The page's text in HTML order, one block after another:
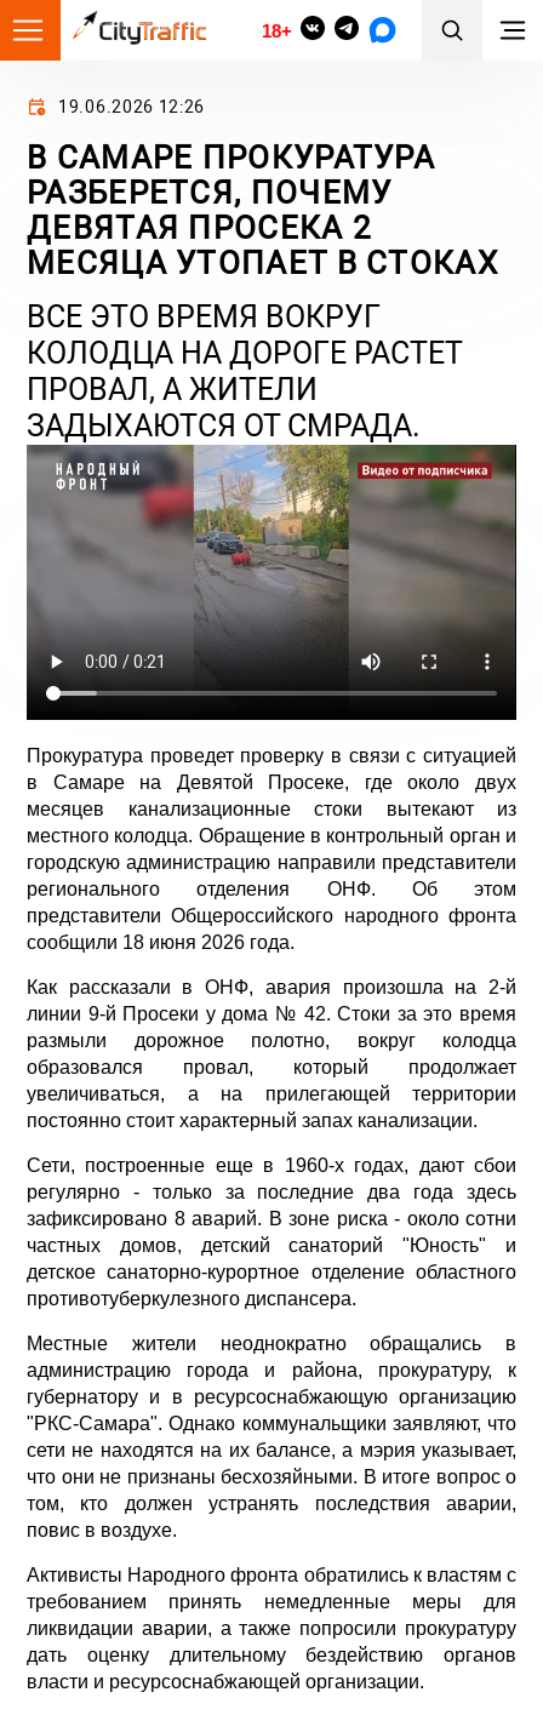
18+
19.06.2026 12:26
В САМАРЕ ПРОКУРАТУРА
РАЗБЕРЕТСЯ, ПОЧЕМУ
ДЕВЯТАЯ ПРОСЕКА 2
МЕСЯЦА УТОПАЕТ В СТОКАХ
ВСЕ ЭТО ВРЕМЯ ВОКРУГ
КОЛОДЦА НА ДОРОГЕ РАСТЕТ
ПРОВАЛ, А ЖИТЕЛИ
ЗАДЫХАЮТСЯ ОТ СМРАДА.
Прокуратура проведет проверку в связи с ситуацией
в Самаре на Девятой Просеке, где около двух
месяцев канализационные стоки вытекают из
местного колодца. Обращение в контрольный орган и
городскую администрацию направили представители
регионального отделения ОНФ. Об этом
представители Общероссийского народного фронта
сообщили 18 июня 2026 года.
Как рассказали в ОНФ, авария произошла на 2-й
линии 9-й Просеки у дома № 42. Стоки за это время
размыли дорожное полотно, вокруг колодца
образовался провал, который продолжает
увеличиваться, а на прилегающей территории
постоянно стоит характерный запах канализации.
Сети, построенные еще в 1960-х годах, дают сбои
регулярно - только за последние два года здесь
зафиксировано 8 аварий. В зоне риска - около сотни
частных домов, детский санаторий "Юность" и
детское санаторно-курортное отделение областного
противотуберкулезного диспансера.
Местные жители неоднократно обращались в
администрацию города и района, прокуратуру, к
губернатору и в ресурсоснабжающую организацию
"РКС-Самара". Однако коммунальщики заявляют, что
сети не находятся на их балансе, а мэрия указывает,
что они не признаны бесхозяйными. В итоге вопрос о
том, кто должен устранять последствия аварии,
повис в воздухе.
Активисты Народного фронта обратились к властям с
требованием принять немедленные меры для
ликвидации аварии, а также попросили прокуратуру
дать оценку длительному бездействию органов
власти и ресурсоснабжающей организации.